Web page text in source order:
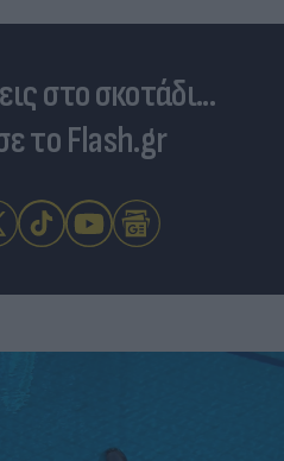
στο σκοτάδι...
το Flash.gr